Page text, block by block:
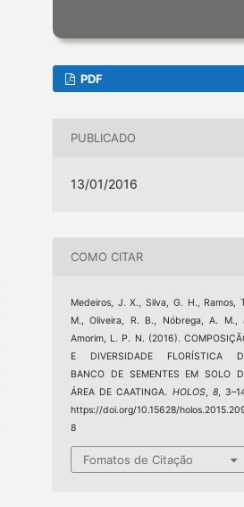
PDF
PUBLICADO
13/01/2016
COMO CITAR
Medeiros, J. X., Silva, G. H., Ramos,
M., Oliveira, R. B., Nóbrega, A. M.,
Amorim, L. P. N. (2016).
E DIVERSIDADE FLORÍSTICA
BANCO DE SEMENTES EM SOLO
ÁREA DE CAATINGA. HOLOS, 8,
https://doi.org/10.15628/
8
Fomatos de Citação